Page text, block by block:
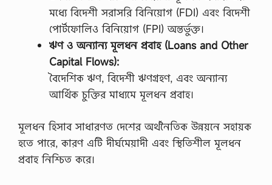
ম
হা
ক্তি
দু
মধ্যে বিদেশী সরাসরি বিনিয়োগ (FDI) এবং বিদেশী
পোর্টফোলিও বিনিয়োগ (FPI) অন্তর্ভুক্ত।
ঋণ ও অন্যান্য মূলধন প্রবাহ (Loans and Other
Capital Flows):
বৈদেশিক ঋণ, বিদেশী ঋণগ্রহণ, এবং অন্যান্য
আর্থিক চুক্তির মাধ্যমে মূলধন প্রবাহ।
মূলধন হিসাব সাধারণত দেশের অর্থনৈতিক উন্নয়নে সহায়ক
হতে পারে, কারণ এটি দীর্ঘমেয়াদী এবং স্থিতিশীল মূলধন
প্রবাহ নিশ্চিত করে।